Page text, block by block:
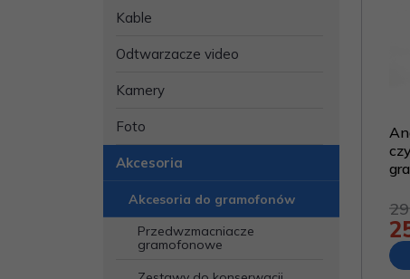
Kable
Odtwarzacze video
Kamery
Foto
Akcesoria
Akcesoria do gramofonów
Przedwzmacniacze
gramofonowe